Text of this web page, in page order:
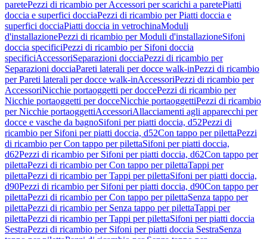
paretePezzi di ricambio per Accessori per scarichi a paretePiatti
doccia e superfici docciaPezzi di ricambio per Piatti doccia e
superfici docciaPiatti doccia in vetrochinaModuli
d'installazionePezzi di ricambio per Moduli d'installazioneSifoni
doccia specificiPezzi di ricambio per Sifoni doccia
specificiAccessoriSeparazioni docciaPezzi di ricambio per
Separazioni docciaPareti laterali per docce walk-inPezzi di ricambio
per Pareti laterali per docce walk-inAccessoriPezzi di ricambio per
AccessoriNicchie portaoggetti per doccePezzi di ricambio per
Nicchie portaoggetti per docceNicchie portaoggettiPezzi di ricambio
per Nicchie portaoggettiAccessoriAllacciamenti agli apparecchi per
docce e vasche da bagnoSifoni per piatti doccia, d52Pezzi di
ricambio per Sifoni per piatti doccia, d52Con tappo per pilettaPezzi
di ricambio per Con tappo per pilettaSifoni per piatti doccia,
d62Pezzi di ricambio per Sifoni per piatti doccia, d62Con tappo per
pilettaPezzi di ricambio per Con tappo per pilettaTappi per
pilettaPezzi di ricambio per Tappi per pilettaSifoni per piatti doccia,
d90Pezzi di ricambio per Sifoni per piatti doccia, d90Con tappo per
pilettaPezzi di ricambio per Con tappo per pilettaSenza tappo per
pilettaPezzi di ricambio per Senza tappo per pilettaTappi per
pilettaPezzi di ricambio per Tappi per pilettaSifoni per piatti doccia
SestraPezzi di ricambio per Sifoni per piatti doccia SestraSenza